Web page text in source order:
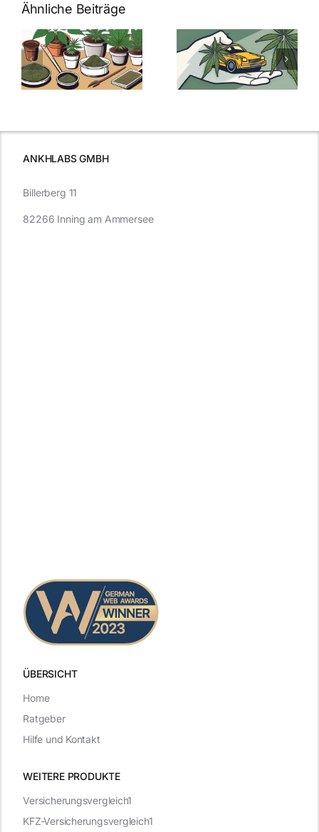
Ähnliche Beiträge
Neue THC-
Grenzwert-
Regelung:
Was Sie über
Cannabis und
müssen
Cannabis
Samen
kaufen: Alles
was Sie
ANKHLABS GMBH
ÜBERSICHT
WEITERE PRODUKTE
Billerberg 11
82266 Inning am Ammersee
Versicherungsvergleich1
KFZ-Versicherungsvergleich1
Home
Ratgeber
Hilfe und Kontakt